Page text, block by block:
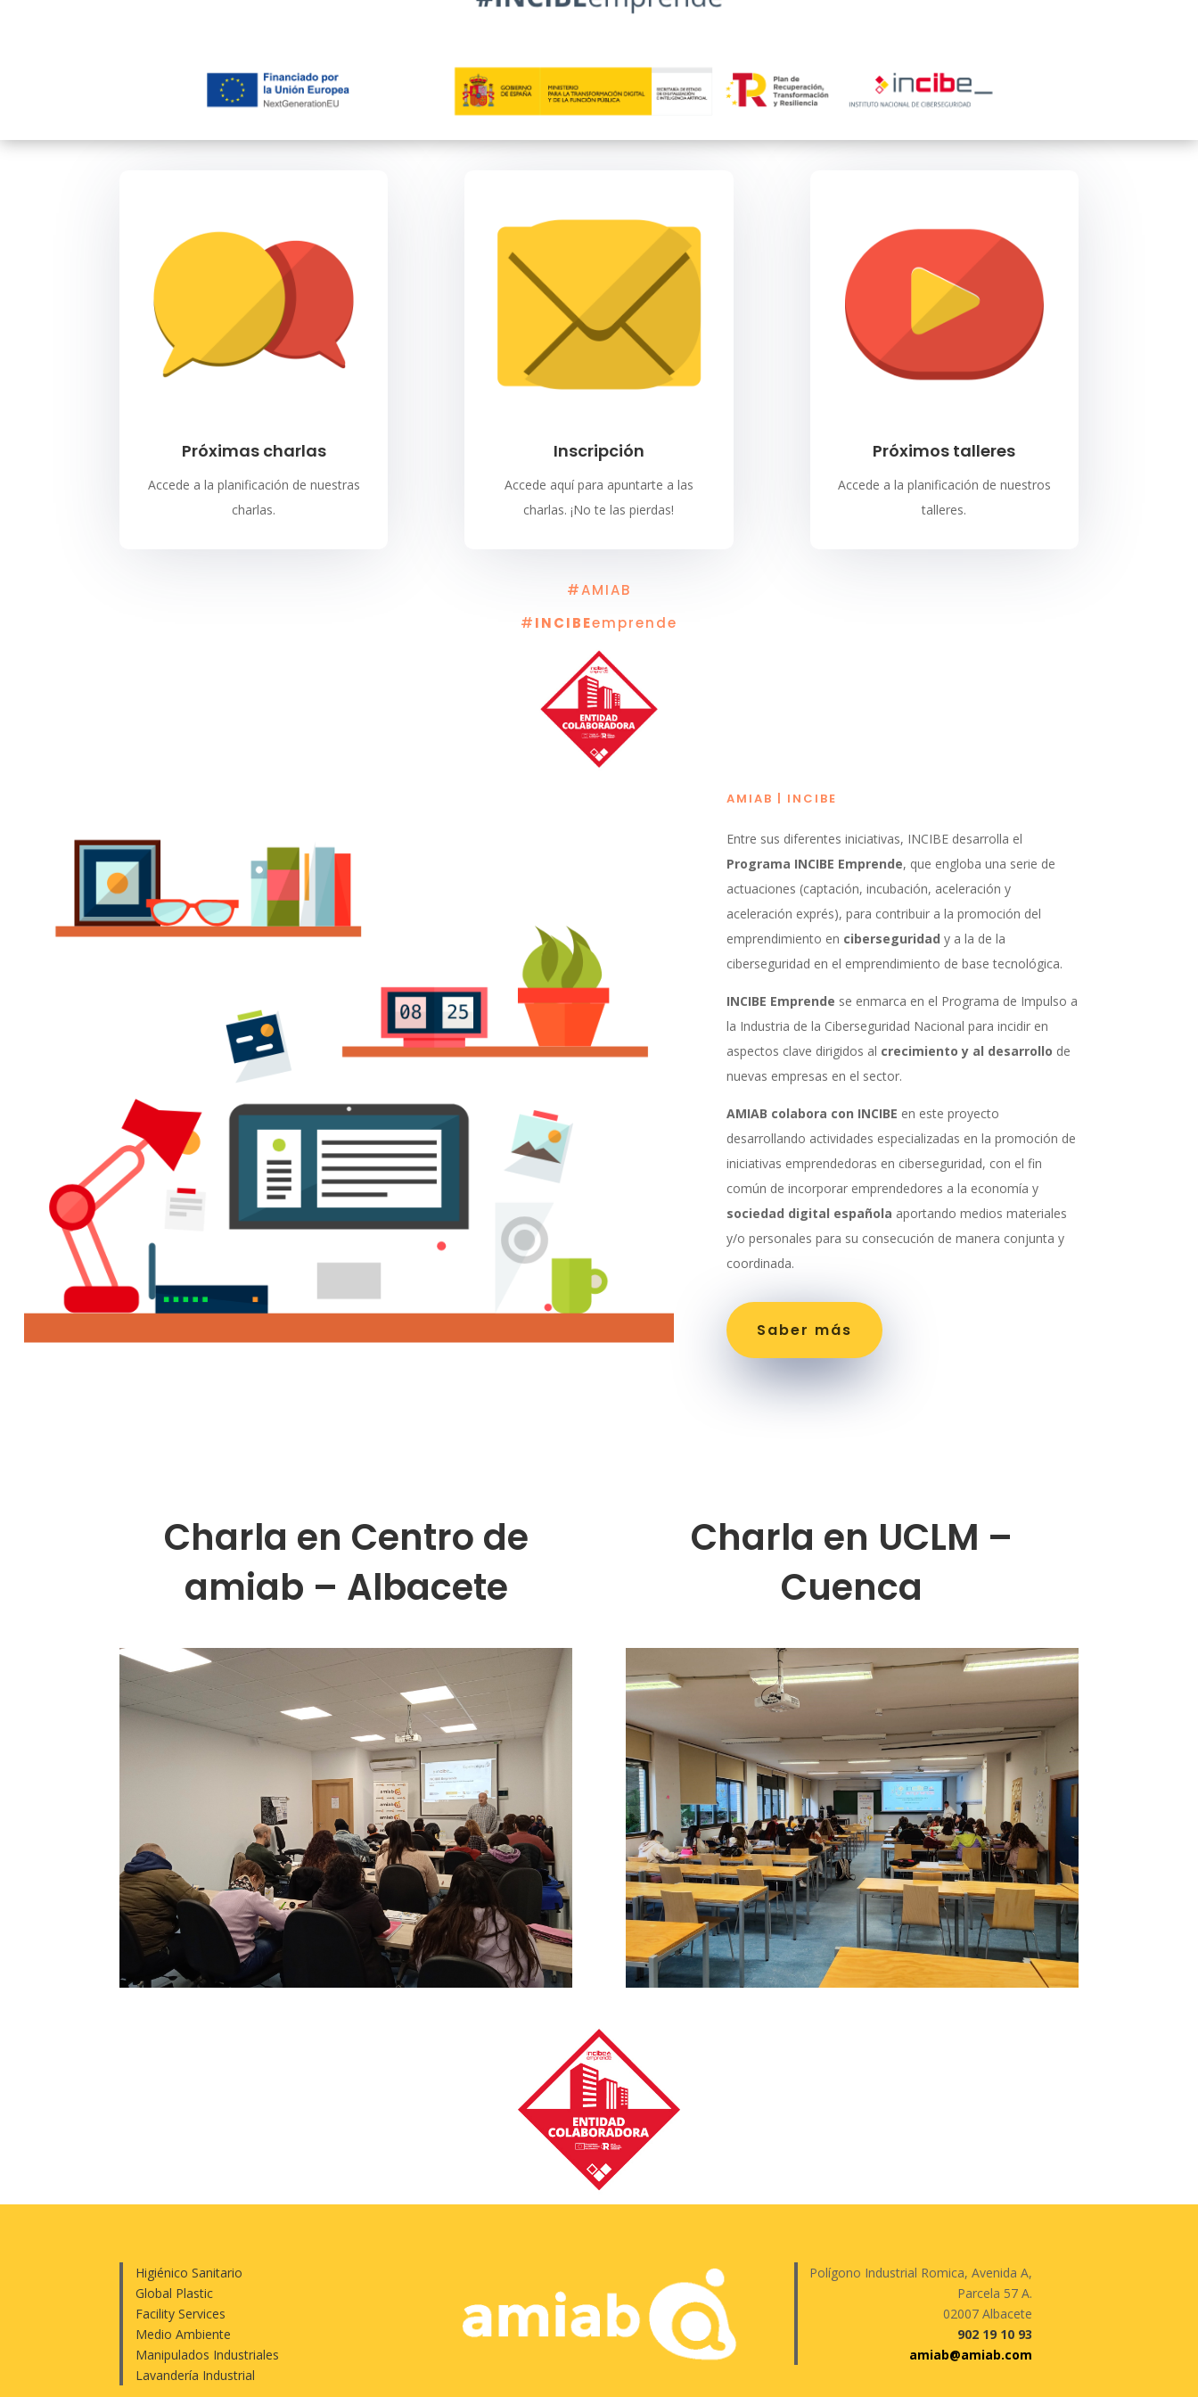
Próximas charlas
Accede a la planificación de nuestras
charlas.
Inscripción
Accede aquí para apuntarte a las
charlas. ¡No te las pierdas!
Próximos talleres
Accede a la planificación de nuestros
talleres.
#AMIAB
#INCIBEemprende
AMIAB | INCIBE
Entre sus diferentes iniciativas, INCIBE desarrolla el
Programa INCIBE Emprende, que engloba una serie de
actuaciones (captación, incubación, aceleración y
aceleración exprés), para contribuir a la promoción del
emprendimiento en ciberseguridad y a la de la
ciberseguridad en el emprendimiento de base tecnológica.
INCIBE Emprende se enmarca en el Programa de Impulso a
la Industria de la Ciberseguridad Nacional para incidir en
aspectos clave dirigidos al crecimiento y al desarrollo de
nuevas empresas en el sector.
AMIAB colabora con INCIBE en este proyecto
desarrollando actividades especializadas en la promoción de
iniciativas emprendedoras en ciberseguridad, con el fin
común de incorporar emprendedores a la economía y
sociedad digital española aportando medios materiales
y/o personales para su consecución de manera conjunta y
coordinada.
Saber más
Charla en Centro de
amiab – Albacete
Charla en UCLM –
Cuenca
Higiénico Sanitario
Global Plastic
Facility Services
Medio Ambiente
Manipulados Industriales
Lavandería Industrial
Polígono Industrial Romica, Avenida A,
Parcela 57 A.
02007 Albacete
902 19 10 93
amiab@amiab.com